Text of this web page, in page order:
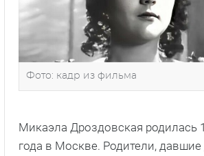
Фото: кадр из фильма
Микаэла Дроздовская родилась
года в Москве. Родители, давшие